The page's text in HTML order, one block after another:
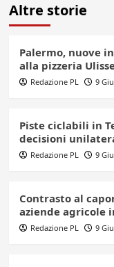
Altre storie
Palermo, nuove
alla pizzeria
Redazione PL 9
Piste ciclabili in
decisioni
Redazione PL 9
Contrasto al
aziende agricole
Redazione PL 9